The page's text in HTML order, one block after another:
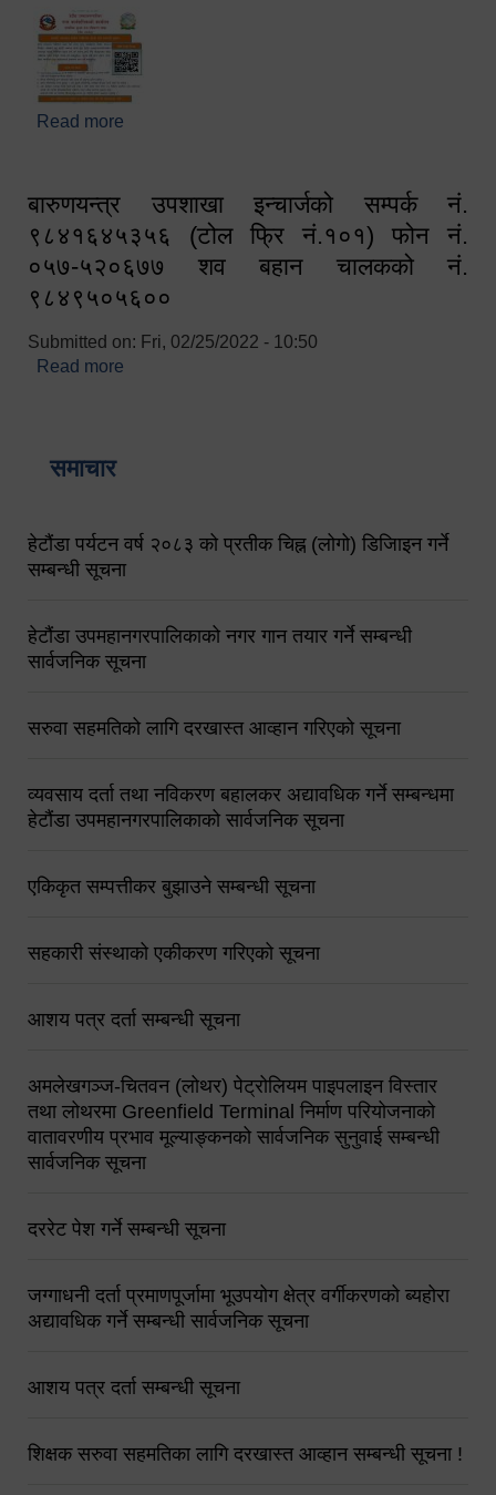
Read more
बारुणयन्त्र उपशाखा इन्चार्जको सम्पर्क नं.
९८४१६४५३५६ (टोल फ्रि नं.१०१) फोन नं.
०५७-५२०६७७ शव बहान चालकको नं.
९८४९५०५६००
Submitted on: Fri, 02/25/2022 - 10:50
Read more
समाचार
हेटौंडा पर्यटन वर्ष २०८३ को प्रतीक चिह्न (लोगो) डिजिाइन गर्ने
सम्बन्धी सूचना
हेटौंडा उपमहानगरपालिकाको नगर गान तयार गर्ने सम्बन्धी
सार्वजनिक सूचना
सरुवा सहमतिको लागि दरखास्त आव्हान गरिएको सूचना
व्यवसाय दर्ता तथा नविकरण बहालकर अद्यावधिक गर्ने सम्बन्धमा
हेटौंडा उपमहानगरपालिकाको सार्वजनिक सूचना
एकिकृत सम्पत्तीकर बुझाउने सम्बन्धी सूचना
सहकारी संस्थाको एकीकरण गरिएको सूचना
आशय पत्र दर्ता सम्बन्धी सूचना
अमलेखगञ्ज-चितवन (लोथर) पेट्रोलियम पाइपलाइन विस्तार
तथा लोथरमा Greenfield Terminal निर्माण परियोजनाको
वातावरणीय प्रभाव मूल्याङ्कनको सार्वजनिक सुनुवाई सम्बन्धी
सार्वजनिक सूचना
दररेट पेश गर्ने सम्बन्धी सूचना
जग्गाधनी दर्ता प्रमाणपूर्जामा भूउपयोग क्षेत्र वर्गीकरणको ब्यहोरा
अद्यावधिक गर्ने सम्बन्धी सार्वजनिक सूचना
आशय पत्र दर्ता सम्बन्धी सूचना
शिक्षक सरुवा सहमतिका लागि दरखास्त आव्हान सम्बन्धी सूचना !